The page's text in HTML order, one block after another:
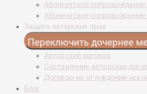
Абонентское
Абонентское
Защита авторских прав
Переключить дочернее
Авторский договор
Составление авторских
Договор на отчуждение
Блог